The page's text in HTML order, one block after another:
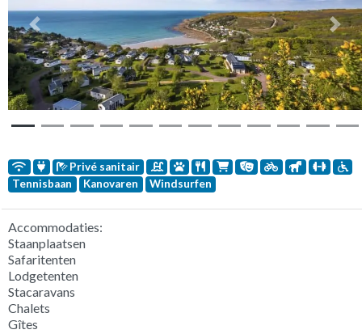
Vorige
Privé sanitair
Tennisbaan
Kanovaren Windsurfen
Accommodaties:
Staanplaatsen
Safaritenten
Lodgetenten
Stacaravans
Chalets
Gîtes